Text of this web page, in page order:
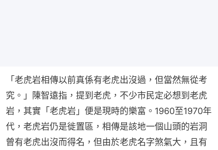
「老虎岩相傳以前真係有老虎出沒過，但當然無從考
究。」陳智遠指，提到老虎，不少市民定必想到老虎
岩，其實「老虎岩」便是現時的樂富。1960至1970年
代，老虎岩仍是徙置區，相傳是該地一個山頭的岩洞
曾有老虎出沒而得名，但由於老虎名字煞氣大，且有